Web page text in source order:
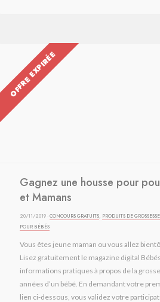
OFFRE EXPIRÉE
Gagnez une housse pour
et Mamans
20/11/2019 ·CONCOURS GRATUITS, PRODUITS DE GROSSESSE
POUR BÉBÉS
Vous êtes jeune maman ou vous allez
Lisez gratuitement le magazine digital
informations pratiques à propos de la
années d’un bébé. En demandant votre
lien ci-dessous, vous validez votre